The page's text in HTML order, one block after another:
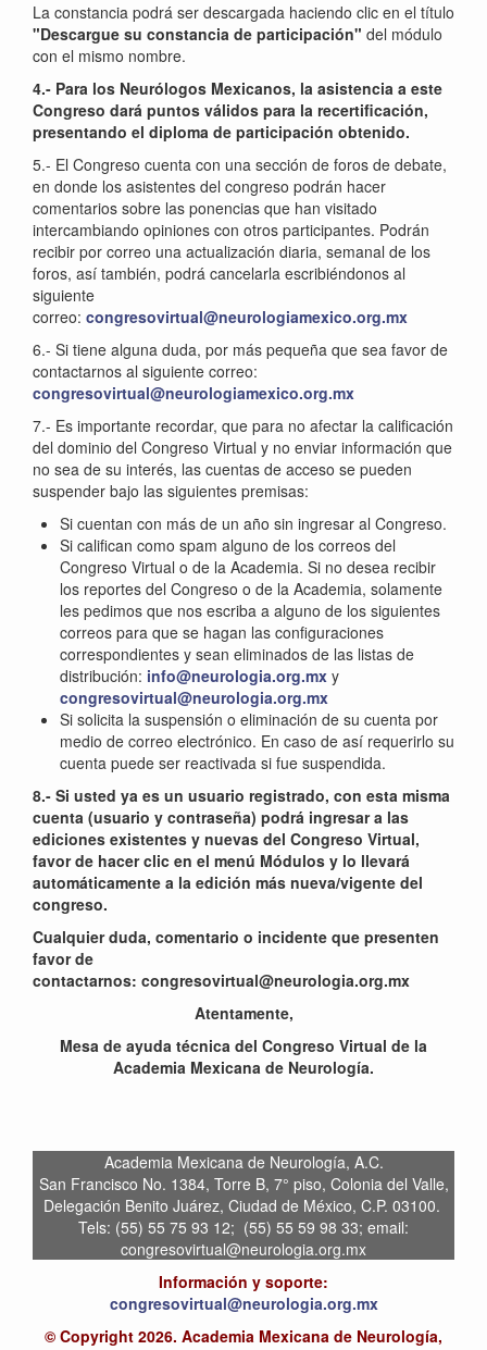
La constancia podrá ser descargada haciendo clic en el título
"Descargue su constancia de participación" del módulo
con el mismo nombre.
4.- Para los Neurólogos Mexicanos, la asistencia a este
Congreso dará puntos válidos para la recertificación,
presentando el diploma de participación obtenido.
5.- El Congreso cuenta con una sección de foros de debate,
en donde los asistentes del congreso podrán hacer
comentarios sobre las ponencias que han visitado
intercambiando opiniones con otros participantes. Podrán
recibir por correo una actualización diaria, semanal de los
foros, así también, podrá cancelarla escribiéndonos al
siguiente
correo: congresovirtual@neurologiamexico.org.mx
6.- Si tiene alguna duda, por más pequeña que sea favor de
contactarnos al siguiente correo:
congresovirtual@neurologiamexico.org.mx
7.- Es importante recordar, que para no afectar la calificación
del dominio del Congreso Virtual y no enviar información que
no sea de su interés, las cuentas de acceso se pueden
suspender bajo las siguientes premisas:
Si cuentan con más de un año sin ingresar al Congreso.
Si califican como spam alguno de los correos del
Congreso Virtual o de la Academia. Si no desea recibir
los reportes del Congreso o de la Academia, solamente
les pedimos que nos escriba a alguno de los siguientes
correos para que se hagan las configuraciones
correspondientes y sean eliminados de las listas de
distribución: info@neurologia.org.mx y
congresovirtual@neurologia.org.mx
Si solicita la suspensión o eliminación de su cuenta por
medio de correo electrónico. En caso de así requerirlo su
cuenta puede ser reactivada si fue suspendida.
8.- Si usted ya es un usuario registrado, con esta misma
cuenta (usuario y contraseña) podrá ingresar a las
ediciones existentes y nuevas del Congreso Virtual,
favor de hacer clic en el menú Módulos y lo llevará
automáticamente a la edición más nueva/vigente del
congreso.
Cualquier duda, comentario o incidente que presenten
favor de
contactarnos: congresovirtual@neurologia.org.mx
Atentamente,
Mesa de ayuda técnica del Congreso Virtual de la
Academia Mexicana de Neurología.
Academia Mexicana de Neurología, A.C.
San Francisco No. 1384, Torre B, 7° piso, Colonia del Valle,
Delegación Benito Juárez, Ciudad de México, C.P. 03100.
Tels: (55) 55 75 93 12; (55) 55 59 98 33; email:
congresovirtual@neurologia.org.mx
Información y soporte:
congresovirtual@neurologia.org.mx
© Copyright 2026. Academia Mexicana de Neurología,